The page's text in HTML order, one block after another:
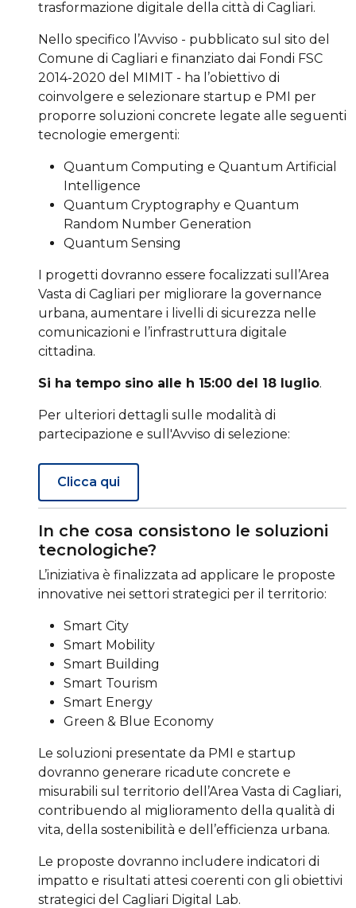
trasformazione digitale della città di Cagliari.
Nello specifico l’Avviso - pubblicato sul sito del
Comune di Cagliari e finanziato dai Fondi FSC
2014-2020 del MIMIT - ha l’obiettivo di
coinvolgere e selezionare startup e PMI per
proporre soluzioni concrete legate alle seguenti
tecnologie emergenti:
Quantum Computing e Quantum Artificial
Intelligence
Quantum Cryptography e Quantum
Random Number Generation
Quantum Sensing
I progetti dovranno essere focalizzati sull’Area
Vasta di Cagliari per migliorare la governance
urbana, aumentare i livelli di sicurezza nelle
comunicazioni e l’infrastruttura digitale
cittadina.
Si ha tempo sino alle h 15:00 del 18 luglio.
Per ulteriori dettagli sulle modalità di
partecipazione e sull'Avviso di selezione:
Clicca qui
In che cosa consistono le soluzioni
tecnologiche?
L’iniziativa è finalizzata ad applicare le proposte
innovative nei settori strategici per il territorio:
Smart City
Smart Mobility
Smart Building
Smart Tourism
Smart Energy
Green & Blue Economy
Le soluzioni presentate da PMI e startup
dovranno generare ricadute concrete e
misurabili sul territorio dell’Area Vasta di Cagliari,
contribuendo al miglioramento della qualità di
vita, della sostenibilità e dell’efficienza urbana.
Le proposte dovranno includere indicatori di
impatto e risultati attesi coerenti con gli obiettivi
strategici del Cagliari Digital Lab.